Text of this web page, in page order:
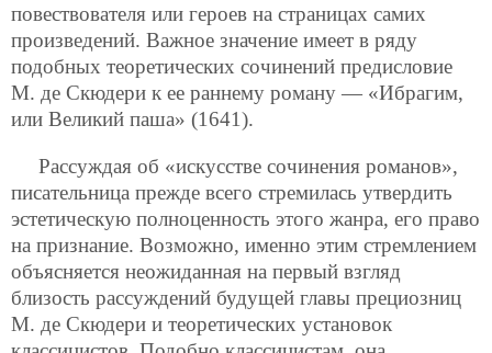
повествователя или героев на страницах самих
произведений. Важное значение имеет в ряду
подобных теоретических сочинений предисловие
М. де Скюдери к ее раннему роману — «Ибрагим,
или Великий паша» (1641).
Рассуждая об «искусстве сочинения романов»,
писательница прежде всего стремилась утвердить
эстетическую полноценность этого жанра, его право
на признание. Возможно, именно этим стремлением
объясняется неожиданная на первый взгляд
близость рассуждений будущей главы прециозниц
М. де Скюдери и теоретических установок